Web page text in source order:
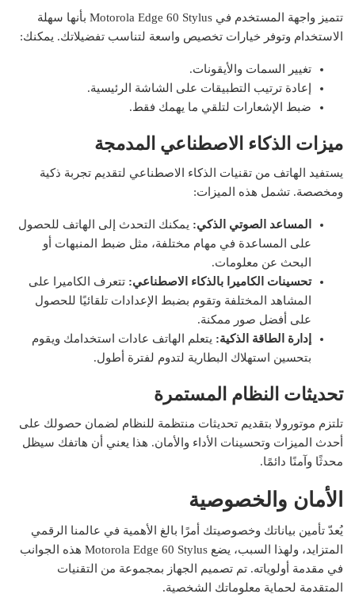
تتميز واجهة المستخدم في Motorola Edge 60 Stylus بأنها سهلة
الاستخدام وتوفر خيارات تخصيص واسعة لتناسب تفضيلاتك. يمكنك:
تغيير السمات والأيقونات.
إعادة ترتيب التطبيقات على الشاشة الرئيسية.
ضبط الإشعارات لتلقي ما يهمك فقط.
ميزات الذكاء الاصطناعي المدمجة
يستفيد الهاتف من تقنيات الذكاء الاصطناعي لتقديم تجربة ذكية
ومخصصة. تشمل هذه الميزات:
المساعد الصوتي الذكي: يمكنك التحدث إلى الهاتف للحصول
على المساعدة في مهام مختلفة، مثل ضبط المنبهات أو
البحث عن معلومات.
تحسينات الكاميرا بالذكاء الاصطناعي: تتعرف الكاميرا على
المشاهد المختلفة وتقوم بضبط الإعدادات تلقائيًا للحصول
على أفضل صور ممكنة.
إدارة الطاقة الذكية: يتعلم الهاتف عادات استخدامك ويقوم
بتحسين استهلاك البطارية لتدوم لفترة أطول.
تحديثات النظام المستمرة
تلتزم موتورولا بتقديم تحديثات منتظمة للنظام لضمان حصولك على
أحدث الميزات وتحسينات الأداء والأمان. هذا يعني أن هاتفك سيظل
محدثًا وآمنًا دائمًا.
الأمان والخصوصية
يُعدّ تأمين بياناتك وخصوصيتك أمرًا بالغ الأهمية في عالمنا الرقمي
المتزايد، ولهذا السبب، يضع Motorola Edge 60 Stylus هذه الجوانب
في مقدمة أولوياته. تم تصميم الجهاز بمجموعة من التقنيات
المتقدمة لحماية معلوماتك الشخصية.